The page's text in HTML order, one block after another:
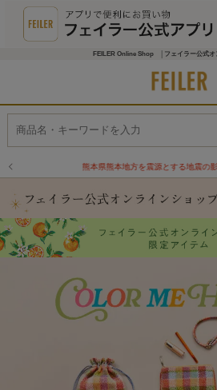
FEILER Online Shop │フェイラー公式オ
物流倉庫の休業に伴う配送の